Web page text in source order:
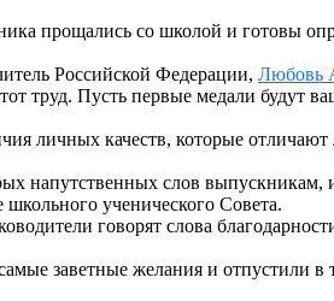
прощались со школой и готовы
Российской Федерации, Любовь
труд. Пусть первые медали будут
личных качеств, которые
напутственных слов выпускникам, и
ученического Совета.
говорят слова
заветные желания и отпустили в